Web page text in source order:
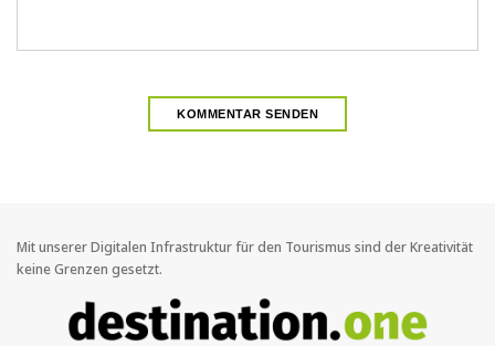
Mit unserer Digitalen Infrastruktur für den Tourismus sind der Kreativität
keine Grenzen gesetzt.